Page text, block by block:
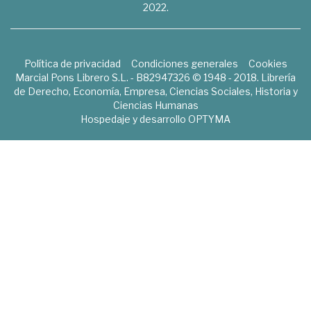
2022.
Política de privacidad Condiciones generales
Cookies
Marcial Pons Librero S.L. - B82947326 © 1948 - 2018. Librería
de Derecho, Economía, Empresa, Ciencias Sociales, Historia y
Ciencias Humanas
Hospedaje y desarrollo OPTYMA